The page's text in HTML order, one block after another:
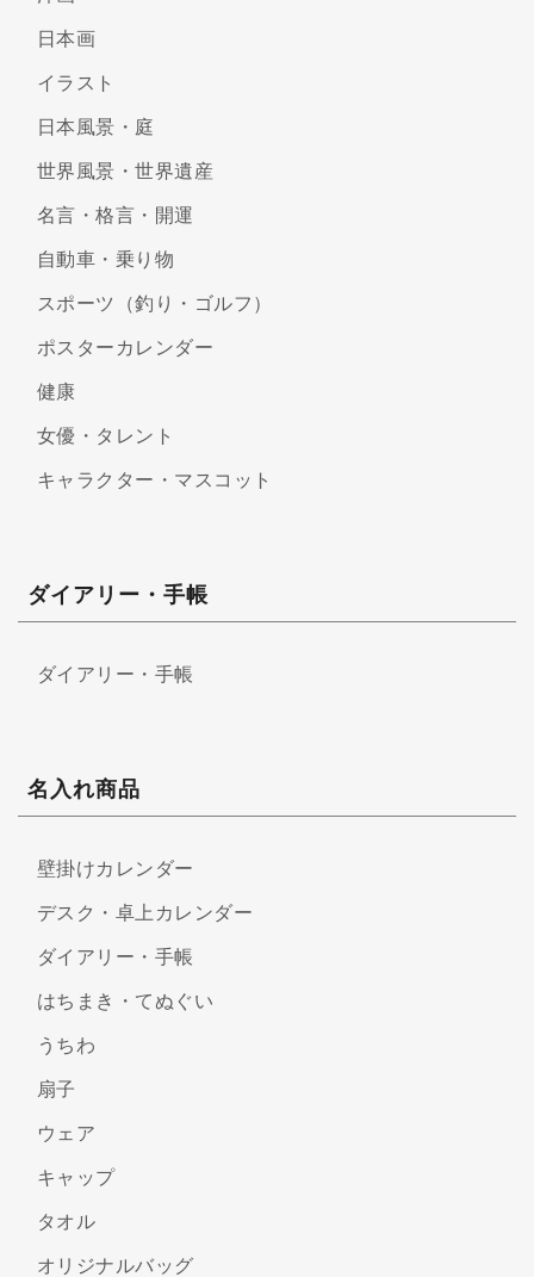
日本画
イラスト
日本風景・庭
世界風景・世界遺産
名言・格言・開運
自動車・乗り物
スポーツ（釣り・ゴルフ）
ポスターカレンダー
健康
女優・タレント
キャラクター・マスコット
ダイアリー・手帳
ダイアリー・手帳
名入れ商品
壁掛けカレンダー
デスク・卓上カレンダー
ダイアリー・手帳
はちまき・てぬぐい
うちわ
扇子
ウェア
キャップ
タオル
オリジナルバッグ